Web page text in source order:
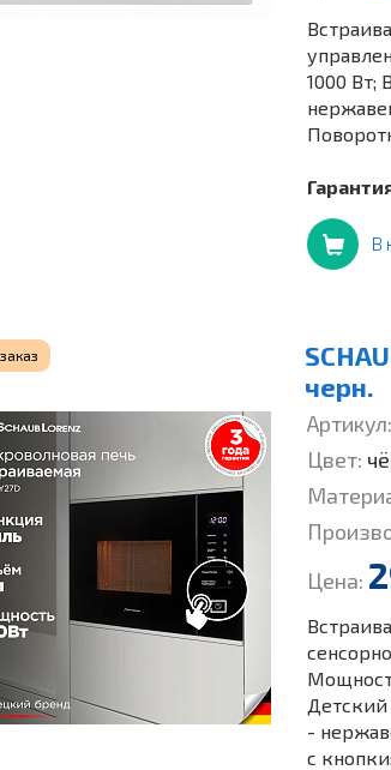
1000 Вт;
В
черн.
Артикул:
Цвет:
Цена:
Детский
-
с